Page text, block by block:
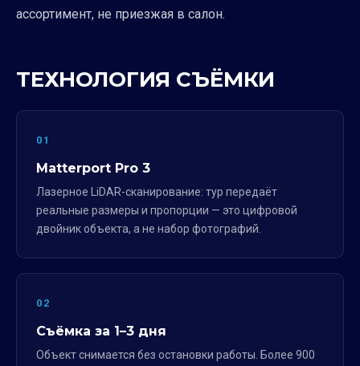
ассортимент, не приезжая в салон.
ТЕХНОЛОГИЯ СЪЁМКИ
01
Matterport Pro 3
Лазерное LiDAR-сканирование: тур передаёт
реальные размеры и пропорции — это цифровой
двойник объекта, а не набор фотографий.
02
Съёмка за 1–3 дня
Объект снимается без остановки работы. Более 900